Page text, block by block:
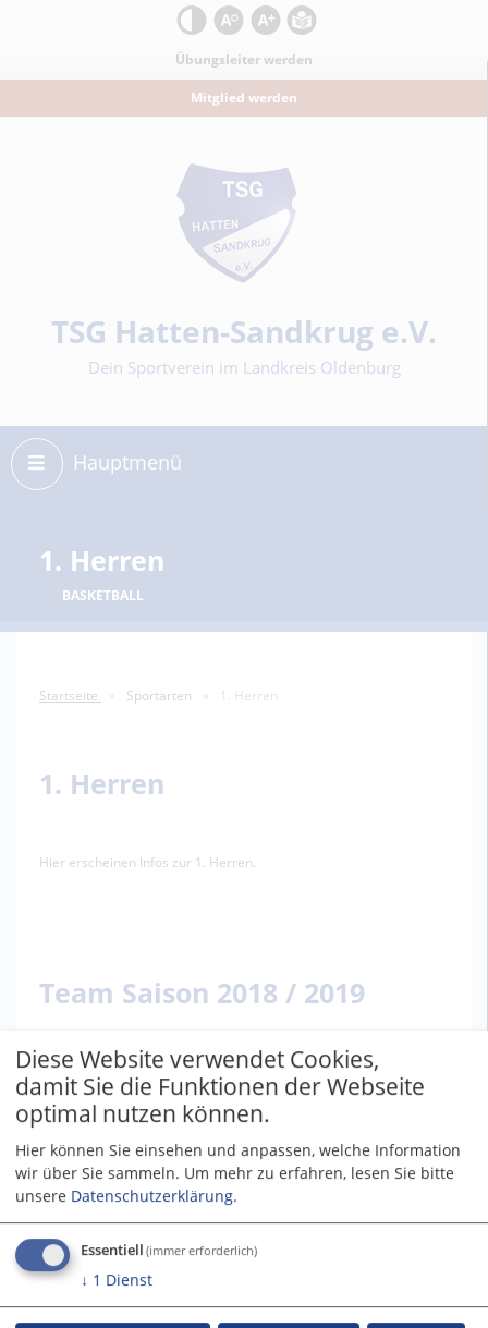
KontrastSchrift zurücksetzen
Schrift vergrößern
Übungsleiter werden
Mitglied werden
Sportverein
TSG Hatten-Sandkrug e.V.
Dein Sportverein im Landkreis Oldenburg
Hauptmenü
1. Herren
BASKETBALL
Startseite Sportarten 1. Herren
1. Herren
Hier erscheinen Infos zur 1. Herren.
Team Saison 2018 / 2019
Diese Website verwendet Cookies,
damit Sie die Funktionen der Webseite
optimal nutzen können.
Hier können Sie einsehen und anpassen, welche Information
wir über Sie sammeln. Um mehr zu erfahren, lesen Sie bitte
unsere Datenschutzerklärung.
Essentiell (immer erforderlich)
↓ 1 Dienst